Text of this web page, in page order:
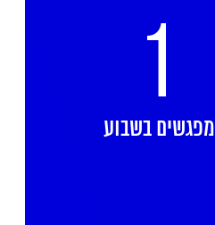
1
מפגשים בשבוע